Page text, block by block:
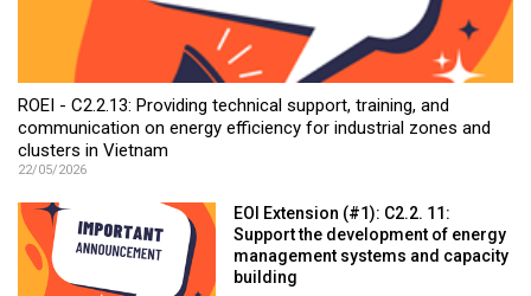
ROEI - C2.2.13: Providing technical support, training, and
communication on energy efficiency for industrial zones and
clusters in Vietnam
22/05/2026
EOI Extension (#1): C2.2. 11:
Support the development of energy
management systems and capacity
building